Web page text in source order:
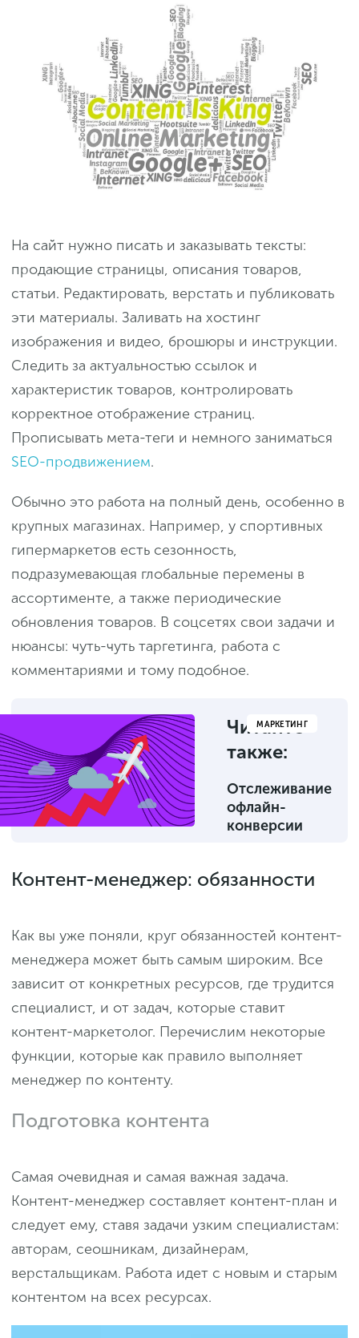
На сайт нужно писать и заказывать тексты:
продающие страницы, описания товаров,
статьи. Редактировать, верстать и публиковать
эти материалы. Заливать на хостинг
изображения и видео, брошюры и инструкции.
Следить за актуальностью ссылок и
характеристик товаров, контролировать
корректное отображение страниц.
Прописывать мета-теги и немного заниматься
SEO-продвижением.
Обычно это работа на полный день, особенно в
крупных магазинах. Например, у спортивных
гипермаркетов есть сезонность,
подразумевающая глобальные перемены в
ассортименте, а также периодические
обновления товаров. В соцсетях свои задачи и
нюансы: чуть-чуть таргетинга, работа с
комментариями и тому подобное.
МАРКЕТИНГ
Читайте
также:
Отслеживание
офлайн-
конверсии
Контент-менеджер: обязанности
Как вы уже поняли, круг обязанностей контент-
менеджера может быть самым широким. Все
зависит от конкретных ресурсов, где трудится
специалист, и от задач, которые ставит
контент-маркетолог. Перечислим некоторые
функции, которые как правило выполняет
менеджер по контенту.
Подготовка контента
Самая очевидная и самая важная задача.
Контент-менеджер составляет контент-план и
следует ему, ставя задачи узким специалистам:
авторам, сеошникам, дизайнерам,
верстальщикам. Работа идет с новым и старым
контентом на всех ресурсах.